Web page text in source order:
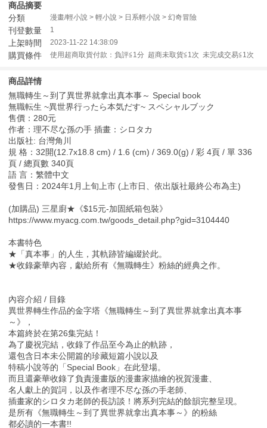
商品摘要
分類
漫畫/輕小說 > 輕小說 > 日系輕小說 > 幻奇冒險
刊登數量 1
上架時間 2023-11-22 14:38:09
購買條件 使用超商取貨付款：負評≦1分 超商未取貨≦1次 未完成交易≦1次
商品詳情
無職轉生～到了異世界就拿出真本事～ Special book
無職転生 ~異世界行ったら本気だす~ スペシャルブック
售價：280元
作者：理不尽な孫の手 插畫：シロタカ
出版社: 台灣角川
規 格：32開(12.7x18.8 cm) / 1.6 (cm) / 369.0(g) / 彩 4頁 / 單 336
頁 / 總頁數 340頁
語 言：繁體中文
發售日：2024年1月上旬上市 (上市日、依出版社最終公布為主)
(加購品) 三星廚★《$15元-加固紙箱包裝》
https://www.myacg.com.tw/goods_detail.php?gid=3104440
本書特色
★「真本事」的人生，其軌跡皆編綴於此。
★收錄豪華內容，獻給所有《無職轉生》粉絲的經典之作。
內容介紹 / 目錄
異世界轉生作品的金字塔《無職轉生～到了異世界就拿出真本事
～》，
本篇終於在第26集完結！
為了慶祝完結，收錄了作品至今為止的軌跡，
還包含日本未公開篇的珍藏短篇小說以及
特稿小說等的「Special Book」在此登場。
而且還豪華收錄了負責漫畫版的漫畫家描繪的祝賀漫畫、
名人獻上的賀詞，以及作者理不尽な孫の手老師、
插畫家的シロタカ老師的長訪談！將系列完結的餘韻完整呈現。
是所有《無職轉生～到了異世界就拿出真本事～》的粉絲
都必讀的一本書!!